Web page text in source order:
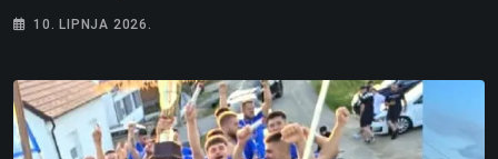
10. LIPNJA 2026.